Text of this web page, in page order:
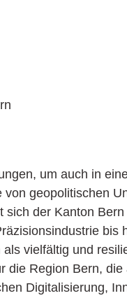
um auch in
geopolitischen
der Kanton
bis
vielfältig und
die Region Bern,
Digitalisierung,